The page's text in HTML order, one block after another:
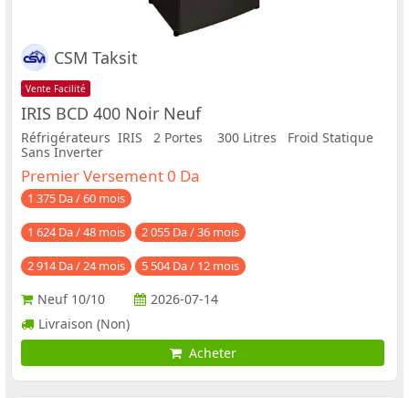
CSM Taksit
Vente Facilité
IRIS BCD 400 Noir Neuf
Réfrigérateurs IRIS 2 Portes 300 Litres Froid Statique
Sans Inverter
Premier Versement 0 Da
1 375 Da / 60 mois
1 624 Da / 48 mois 2 055 Da / 36 mois
2 914 Da / 24 mois 5 504 Da / 12 mois
Neuf 10/10
2026-07-14
Livraison (Non)
Acheter